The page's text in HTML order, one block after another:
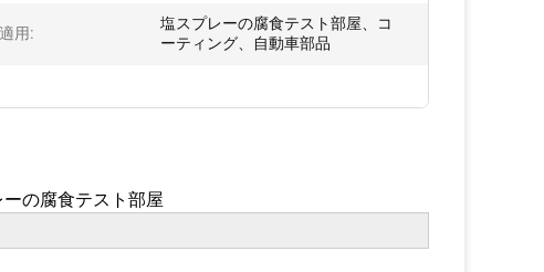
適用:
塩スプレーの腐食テスト部屋、コ
ーティング、自動車部品
の腐食テスト部屋